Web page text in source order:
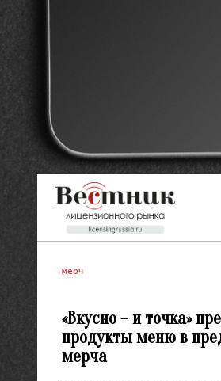
Мерч
«Вкусно – и точка»
продукты меню в
мерча